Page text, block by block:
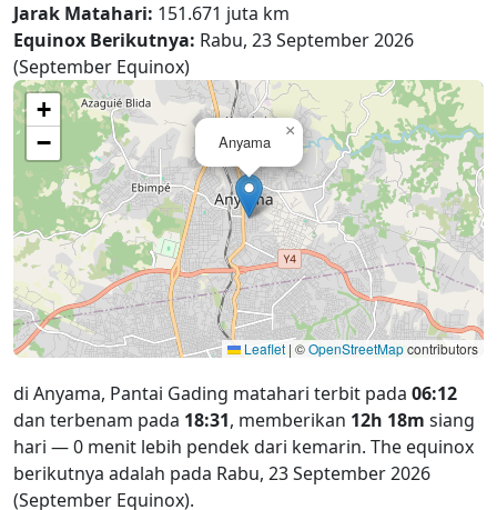
Jarak Matahari: 151.671 juta km
Equinox Berikutnya: Rabu, 23 September 2026
(September Equinox)
Anyama
×
+
−
Leaflet | ©OpenStreetMapcontributors
di Anyama, Pantai Gading matahari terbit pada 06:12
dan terbenam pada 18:31, memberikan 12h 18m siang
hari — 0 menit lebih pendek dari kemarin. The equinox
berikutnya adalah pada Rabu, 23 September 2026
(September Equinox).